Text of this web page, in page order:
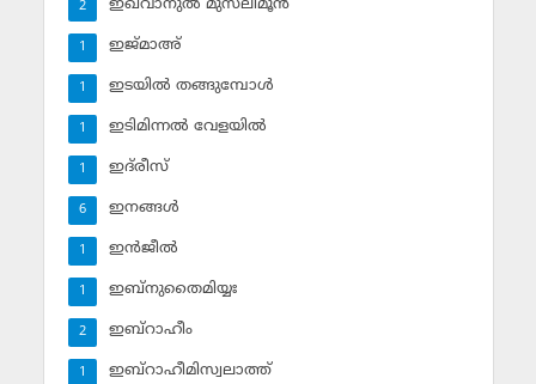
ഇഖ്‌വാനുല്‍ മുസ്‌ലിമൂന്‍
2
ഇജ്മാഅ്
1
ഇടയില്‍ തങ്ങുമ്പോള്‍
1
ഇടിമിന്നല്‍ വേളയില്‍
1
ഇദ്‌രീസ്‌
1
ഇനങ്ങള്‍
6
ഇന്‍ജീല്‍
1
ഇബ്‌നുതൈമിയ്യഃ
1
ഇബ്‌റാഹീം
2
ഇബ്‌റാഹീമിസ്വലാത്ത്
1